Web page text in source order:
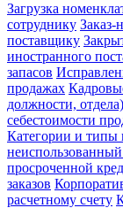
Загрузка
сотруднику Заказ-
поставщику
иностранного
запасов
продажах
должности, отдела)
себестоимости
Категории и типы
просроченной
заказов
расчетному счету